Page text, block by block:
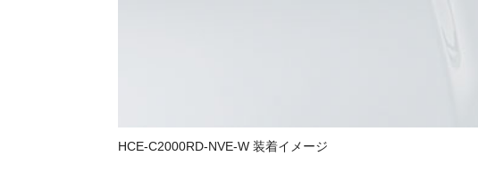
HCE-C2000RD-NVE-W 装着イメージ